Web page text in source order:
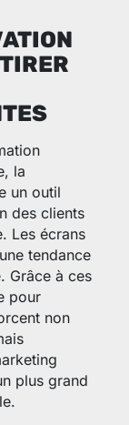
la
un outil
des clients
Les écrans
tendance
Grâce à ces
pour
non
plus grand